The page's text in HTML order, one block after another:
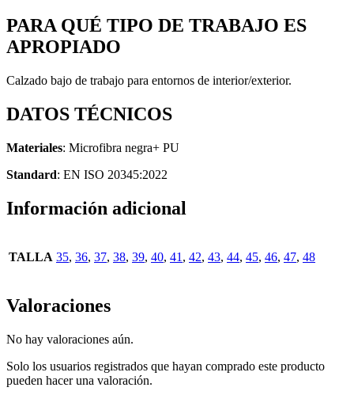
PARA QUÉ TIPO DE TRABAJO ES
APROPIADO
Calzado bajo de trabajo para entornos de interior/exterior.
DATOS TÉCNICOS
Materiales: Microfibra negra+ PU
Standard: EN ISO 20345:2022
Información adicional
TALLA 35, 36, 37, 38, 39, 40, 41 , 42, 43, 44, 45, 46, 47, 48
Valoraciones
No hay valoraciones aún.
Solo los usuarios registrados que hayan comprado este producto
pueden hacer una valoración.